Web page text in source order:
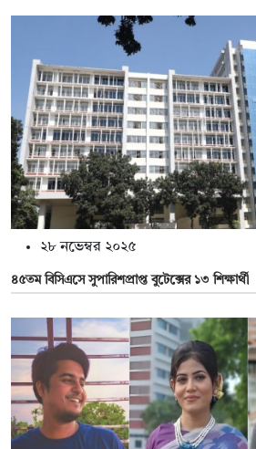
২৮ নভেম্বর ২০২৫
৪৫তম বিসিএসে সুপারিশপ্রাপ্ত বুটেক্সের ১৩ শিক্ষার্থী